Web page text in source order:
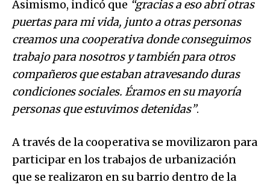
Asimismo, indicó que “gracias a eso abrí otras
puertas para mi vida, junto a otras personas
creamos una cooperativa donde conseguimos
trabajo para nosotros y también para otros
compañeros que estaban atravesando duras
condiciones sociales. Éramos en su mayoría
personas que estuvimos detenidas”.
A través de la cooperativa se movilizaron para
participar en los trabajos de urbanización
que se realizaron en su barrio dentro de la